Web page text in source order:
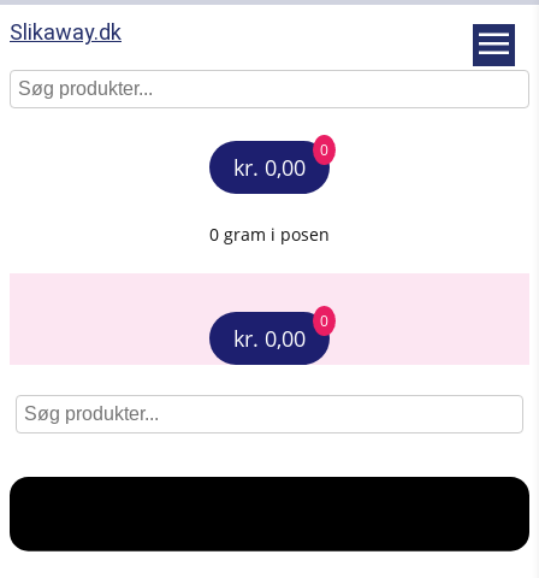
Slikaway.dk
kr. 0,00
0
0 gram i posen
kr. 0,00
0